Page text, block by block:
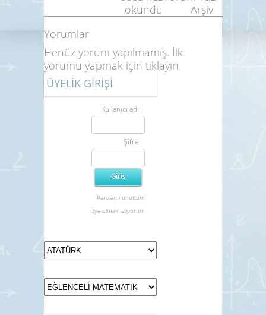
Arşiv
okundu
Yorumlar
Henüz yorum yapılmamış. İlk
yorumu yapmak için tıklayın
ÜYELİK GİRİŞİ
Kullanıcı adı
Şifre
Parolamı unuttum
Üye olmak istiyorum